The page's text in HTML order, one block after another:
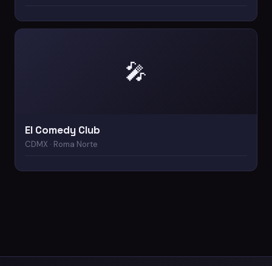
🎤
El Comedy Club
CDMX · Roma Norte